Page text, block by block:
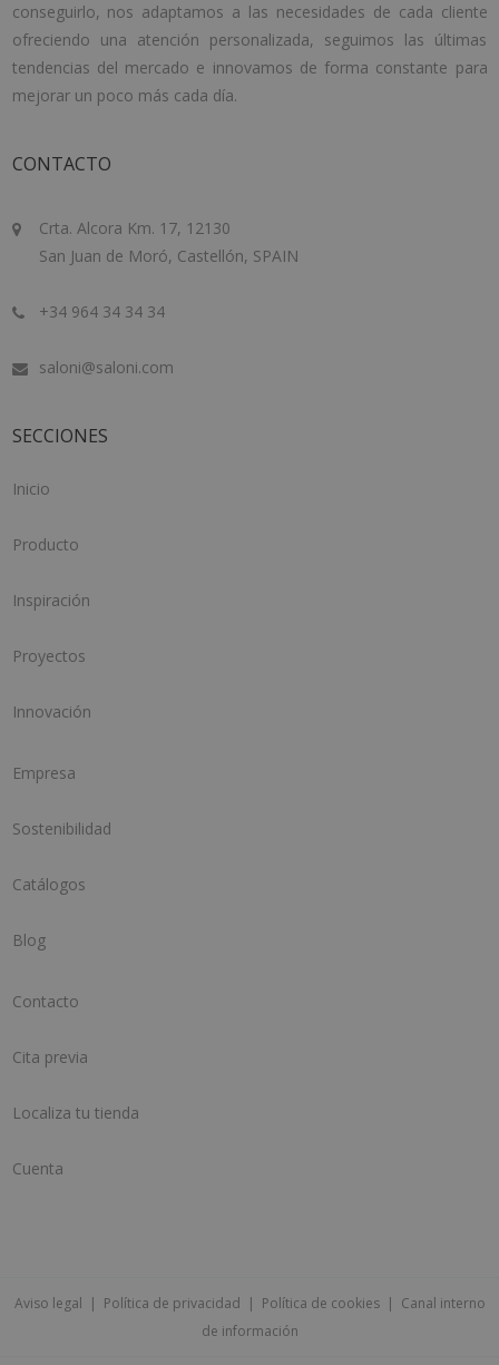
conseguirlo, nos adaptamos a las necesidades de cada cliente
ofreciendo una atención personalizada, seguimos las últimas
tendencias del mercado e innovamos de forma constante para
mejorar un poco más cada día.
CONTACTO
Crta. Alcora Km. 17, 12130
San Juan de Moró, Castellón, SPAIN
+34 964 34 34 34
saloni@saloni.com
SECCIONES
Inicio
Producto
Inspiración
Proyectos
Innovación
Empresa
Sostenibilidad
Catálogos
Blog
Contacto
Cita previa
Localiza tu tienda
Cuenta
Aviso legal | Política de privacidad | Política de cookies| Canal interno
de información